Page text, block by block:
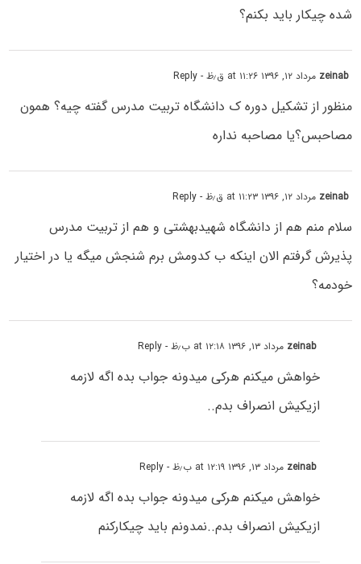
شده چیکار باید بکنم؟
zeinab مرداد ۱۲, ۱۳۹۶ at ۱۱:۲۶ ق٫ظ - Reply
منظور از تشکیل دوره ک دانشگاه تربیت مدرس گفته چیه؟ همون
مصاحبس؟یا مصاحبه نداره
zeinab مرداد ۱۲, ۱۳۹۶ at ۱۱:۲۳ ق٫ظ - Reply
سلام منم هم از دانشگاه شهیدبهشتی و هم از تربیت مدرس
پذیرش گرفتم الان اینکه ب کدومش برم شنجش میگه یا در اختیار
خودمه؟
zeinab مرداد ۱۳, ۱۳۹۶ at ۱۲:۱۸ ب٫ظ - Reply
خواهش میکنم هرکی میدونه جواب بده اگه لازمه
ازیکیش انصراف بدم..
zeinab مرداد ۱۳, ۱۳۹۶ at ۱۲:۱۹ ب٫ظ - Reply
خواهش میکنم هرکی میدونه جواب بده اگه لازمه
ازیکیش انصراف بدم..نمدونم باید چیکارکنم